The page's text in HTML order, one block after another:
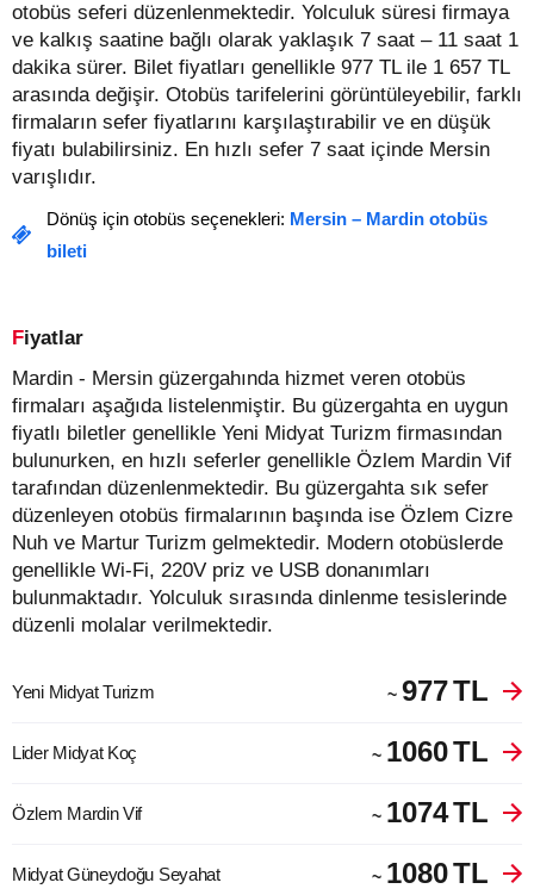
otobüs seferi düzenlenmektedir. Yolculuk süresi firmaya
ve kalkış saatine bağlı olarak yaklaşık 7 saat – 11 saat 1
dakika sürer. Bilet fiyatları genellikle 977 TL ile 1 657 TL
arasında değişir. Otobüs tarifelerini görüntüleyebilir, farklı
firmaların sefer fiyatlarını karşılaştırabilir ve en düşük
fiyatı bulabilirsiniz. En hızlı sefer 7 saat içinde Mersin
varışlıdır.
Dönüş için otobüs seçenekleri: Mersin – Mardin otobüs
bileti
Fiyatlar
Mardin - Mersin güzergahında hizmet veren otobüs
firmaları aşağıda listelenmiştir. Bu güzergahta en uygun
fiyatlı biletler genellikle Yeni Midyat Turizm firmasından
bulunurken, en hızlı seferler genellikle Özlem Mardin Vif
tarafından düzenlenmektedir. Bu güzergahta sık sefer
düzenleyen otobüs firmalarının başında ise Özlem Cizre
Nuh ve Martur Turizm gelmektedir. Modern otobüslerde
genellikle Wi-Fi, 220V priz ve USB donanımları
bulunmaktadır. Yolculuk sırasında dinlenme tesislerinde
düzenli molalar verilmektedir.
Yeni Midyat Turizm ~ 977TL
Lider Midyat Koç ~ 1060TL
Özlem Mardin Vif ~ 1074TL
Midyat Güneydoğu Seyahat ~ 1080TL